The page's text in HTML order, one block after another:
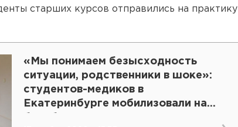
старших курсов отправились на практику
«Мы понимаем безысходность
ситуации, родственники в шоке»:
студентов-медиков в
Екатеринбурге мобилизовали на